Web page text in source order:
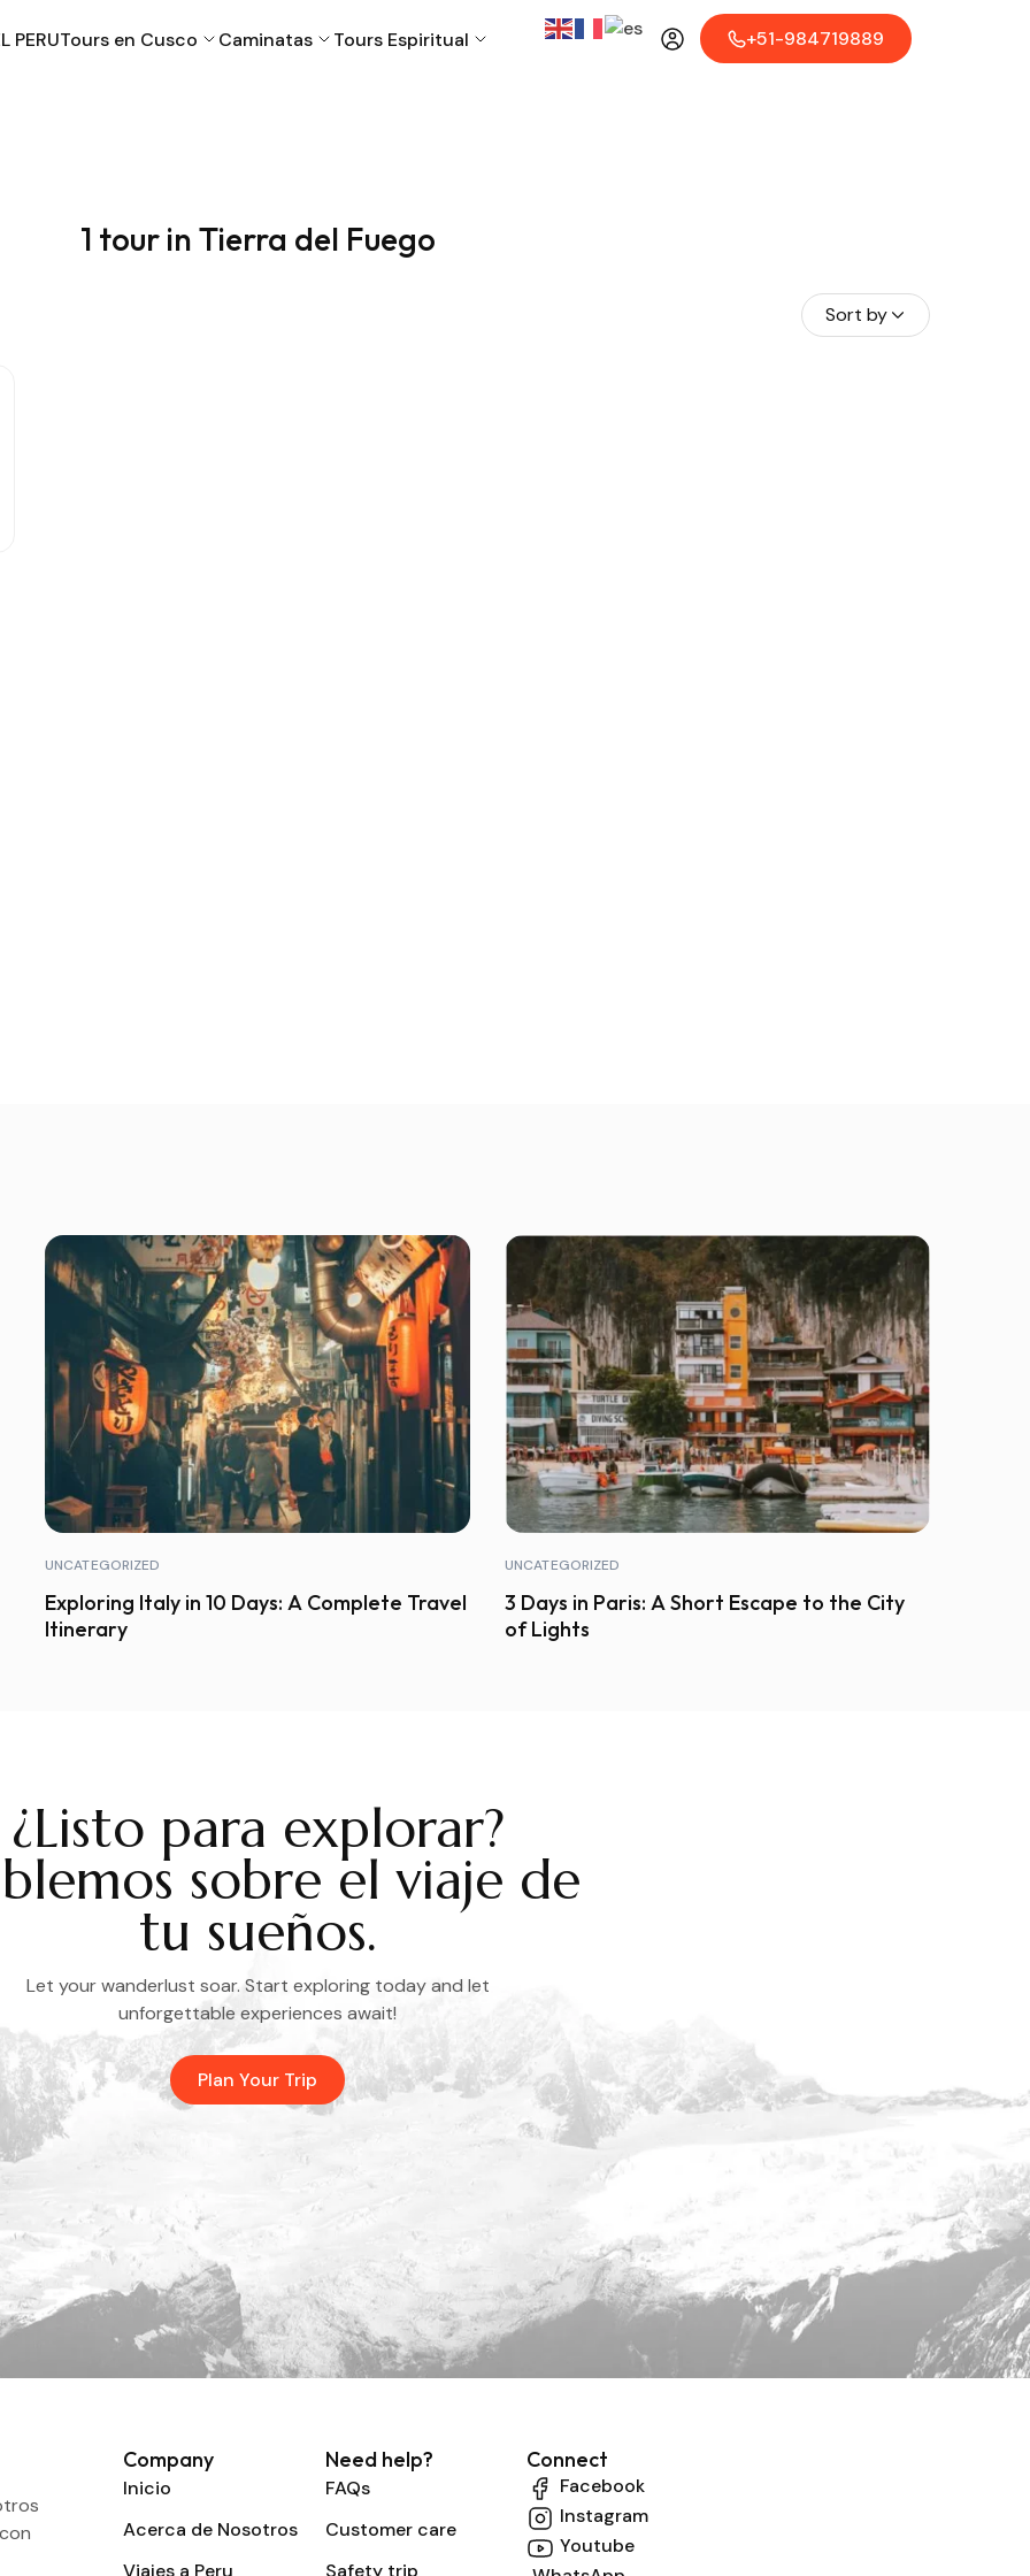
PERUTours en Cusco Caminatas Tours Espiritual +51-984719889
1 tour in Tierra del Fuego
Sort by
UNCATEGORIZED
Exploring Italy in 10 Days: A Complete Travel
Itinerary
UNCATEGORIZED
3 Days in Paris: A Short Escape to the City
of Lights
¿Listo para explorar?
sobre el viaje de
tu sueños.
Let your wanderlust soar. Start exploring today and let
unforgettable experiences await!
Plan Your Trip
Company
Inicio
Acerca de Nosotros
Viajes a Peru
Need help?
FAQs
Customer care
Safety trip
Connect
Facebook
Instagram
Youtube